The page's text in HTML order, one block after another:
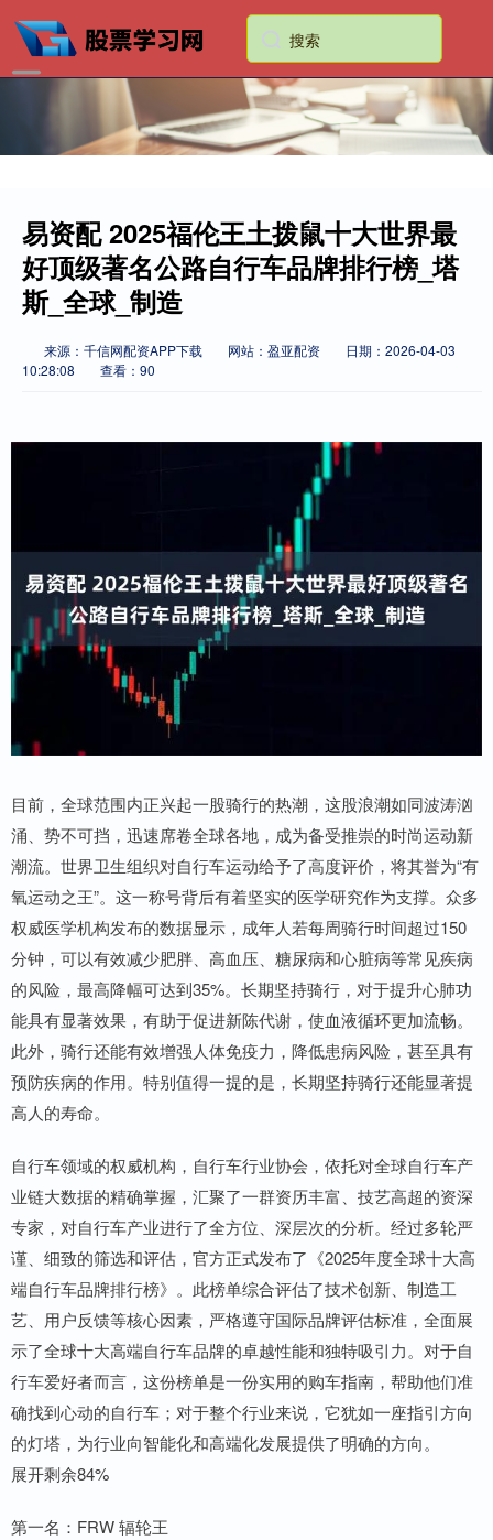
易资配 2025福伦王土拨鼠十大世界最
好顶级著名公路自行车品牌排行榜_塔
斯_全球_制造
来源：千信网配资APP下载 网站：盈亚配资
日期：2026-04-03
10:28:08
查看：90
目前，全球范围内正兴起一股骑行的热潮，这股浪潮如同波涛汹
涌、势不可挡，迅速席卷全球各地，成为备受推崇的时尚运动新
潮流。世界卫生组织对自行车运动给予了高度评价，将其誉为“有
氧运动之王”。这一称号背后有着坚实的医学研究作为支撑。众多
权威医学机构发布的数据显示，成年人若每周骑行时间超过150
分钟，可以有效减少肥胖、高血压、糖尿病和心脏病等常见疾病
的风险，最高降幅可达到35%。长期坚持骑行，对于提升心肺功
能具有显著效果，有助于促进新陈代谢，使血液循环更加流畅。
此外，骑行还能有效增强人体免疫力，降低患病风险，甚至具有
预防疾病的作用。特别值得一提的是，长期坚持骑行还能显著提
高人的寿命。
自行车领域的权威机构，自行车行业协会，依托对全球自行车产
业链大数据的精确掌握，汇聚了一群资历丰富、技艺高超的资深
专家，对自行车产业进行了全方位、深层次的分析。经过多轮严
谨、细致的筛选和评估，官方正式发布了《2025年度全球十大高
端自行车品牌排行榜》。此榜单综合评估了技术创新、制造工
艺、用户反馈等核心因素，严格遵守国际品牌评估标准，全面展
示了全球十大高端自行车品牌的卓越性能和独特吸引力。对于自
行车爱好者而言，这份榜单是一份实用的购车指南，帮助他们准
确找到心动的自行车；对于整个行业来说，它犹如一座指引方向
的灯塔，为行业向智能化和高端化发展提供了明确的方向。
展开剩余84%
第一名：FRW 辐轮王